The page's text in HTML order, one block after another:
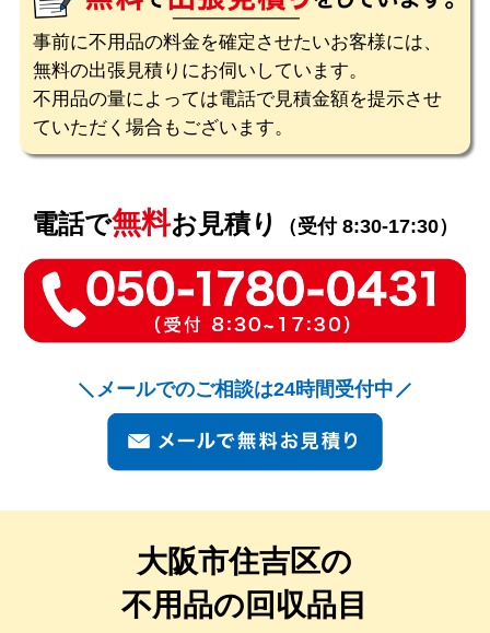
事前に不用品の料金を確定させたいお客様には、
無料の出張見積りにお伺いしています。
不用品の量によっては電話で見積金額を提示させ
ていただく場合もございます。
電話で無料お見積り （受付 8:30-17:30）
メールでのご相談は24時間受付中
大阪市住吉区の
不用品の回収品目